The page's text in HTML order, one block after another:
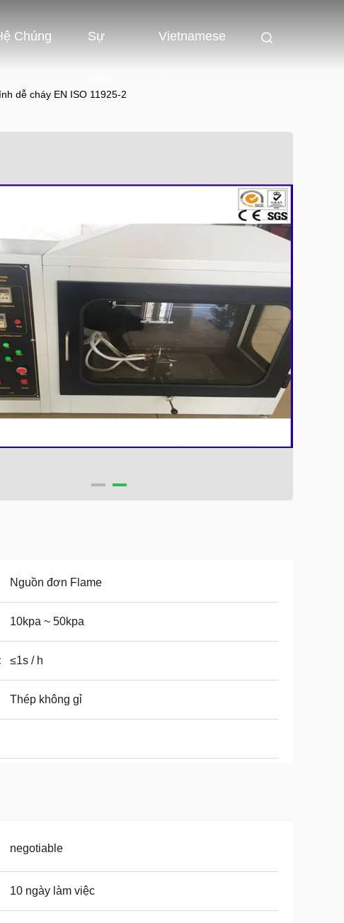
Chúng Sự Vietnamese
dễ cháy EN ISO 11925-2
Nguồn đơn Flame
10kpa ~ 50kpa
≤1s / h
Thép không gỉ
negotiable
10 ngày làm việc